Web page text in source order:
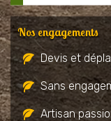
Nos engagements
Devis et
Sans
Artisan